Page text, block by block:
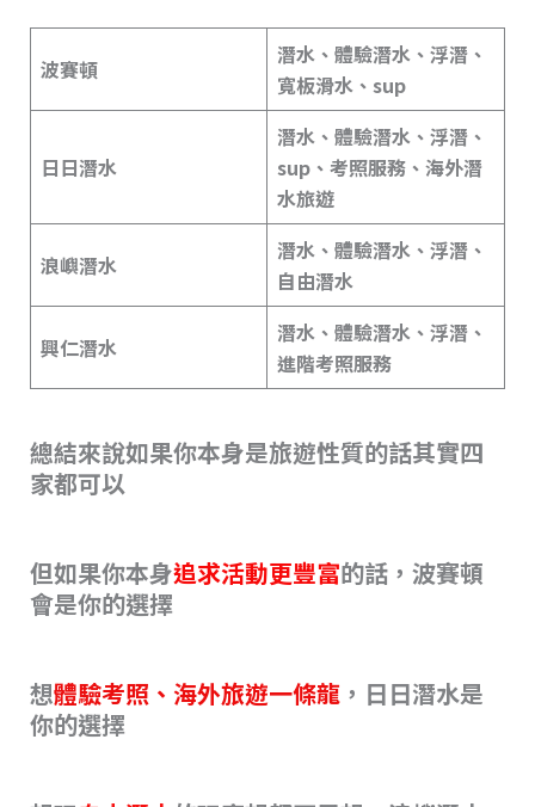
波賽頓
潛水、體驗潛水、浮潛、
寬板滑水、sup
日日潛水
潛水、體驗潛水、浮潛、
sup、考照服務、海外潛
水旅遊
浪嶼潛水
潛水、體驗潛水、浮潛、
自由潛水
興仁潛水
潛水、體驗潛水、浮潛、
進階考照服務
總結來說如果你本身是旅遊性質的話其實四
家都可以
但如果你本身追求活動更豐富的話，波賽頓
會是你的選擇
想體驗考照、海外旅遊一條龍，日日潛水是
你的選擇